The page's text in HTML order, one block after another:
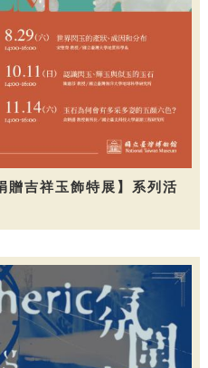
贈吉祥玉飾特展】系列活